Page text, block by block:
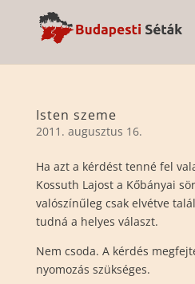
Isten szeme
2011. augusztus 16.
Ha azt a kérdést tenné fel
Kossuth Lajost a Kőbányai
valószínűleg csak elvétve
tudná a helyes választ.
Nem csoda. A kérdés
nyomozás szükséges.